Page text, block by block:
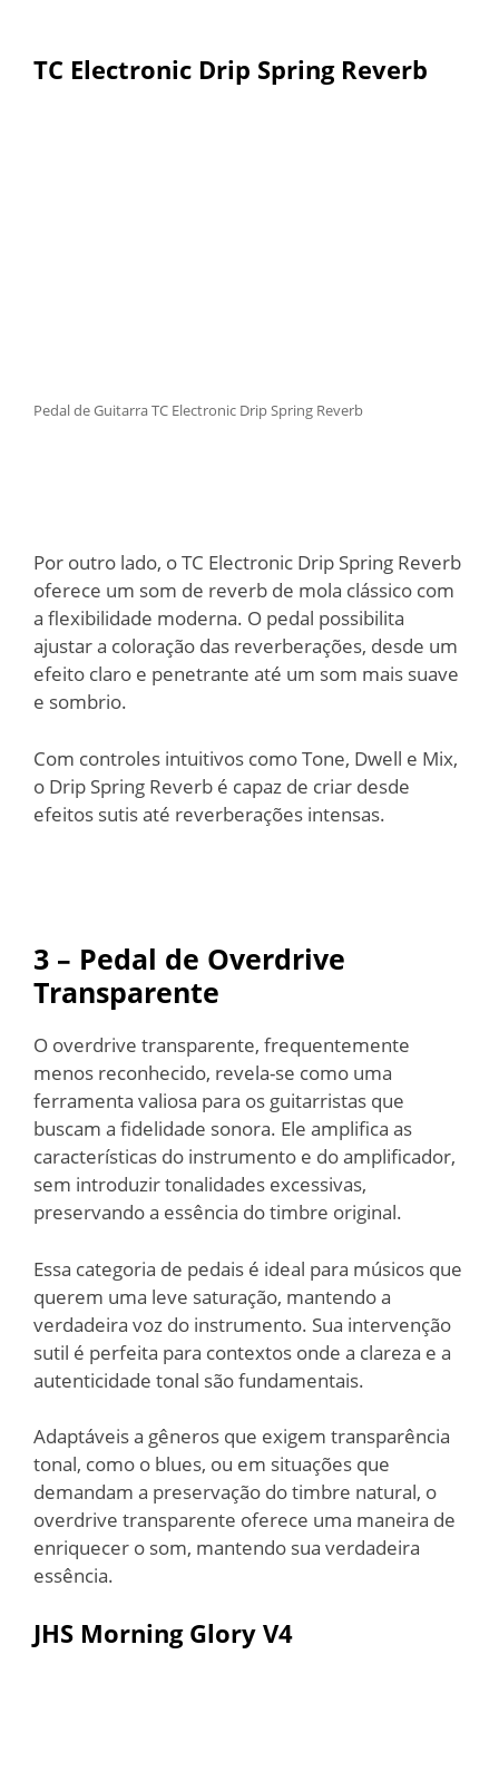
TC Electronic Drip Spring Reverb
Pedal de Guitarra TC Electronic Drip Spring Reverb
Por outro lado, o TC Electronic Drip Spring Reverb
oferece um som de reverb de mola clássico com
a flexibilidade moderna. O pedal possibilita
ajustar a coloração das reverberações, desde um
efeito claro e penetrante até um som mais suave
e sombrio.
Com controles intuitivos como Tone, Dwell e Mix,
o Drip Spring Reverb é capaz de criar desde
efeitos sutis até reverberações intensas.
3 – Pedal de Overdrive
Transparente
O overdrive transparente, frequentemente
menos reconhecido, revela-se como uma
ferramenta valiosa para os guitarristas que
buscam a fidelidade sonora. Ele amplifica as
características do instrumento e do amplificador,
sem introduzir tonalidades excessivas,
preservando a essência do timbre original.
Essa categoria de pedais é ideal para músicos que
querem uma leve saturação, mantendo a
verdadeira voz do instrumento. Sua intervenção
sutil é perfeita para contextos onde a clareza e a
autenticidade tonal são fundamentais.
Adaptáveis a gêneros que exigem transparência
tonal, como o blues, ou em situações que
demandam a preservação do timbre natural, o
overdrive transparente oferece uma maneira de
enriquecer o som, mantendo sua verdadeira
essência.
JHS Morning Glory V4